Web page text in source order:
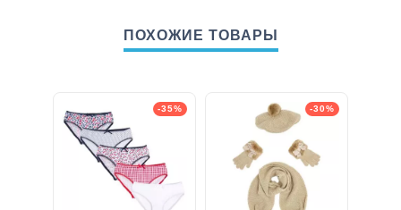
ПОХОЖИЕ ТОВАРЫ
-35% -30%